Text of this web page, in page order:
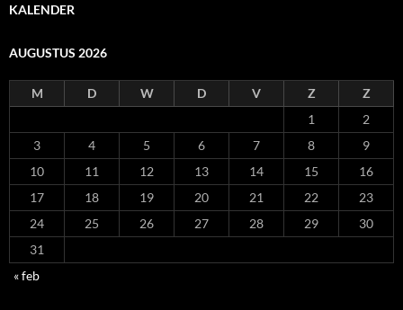
KALENDER
AUGUSTUS 2026
M D W D V Z
Z
1
2
3
4 5 6 7 8
9
10
11 12 13 14 15
16
17
18 19 20 21 22
23
24
25 26 27 28 29
30
31
« feb